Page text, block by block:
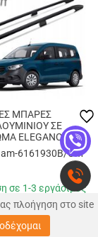
πλοήγηση στο site
ΜΠΑΡΕΣ
ΣΕ
ELEGANCE L1
CITAN 2021+
ΦΟΡΤΙΟΥ
- 2 TEM.
6161930B/OM
σε 1-3 εργάσιμες
0